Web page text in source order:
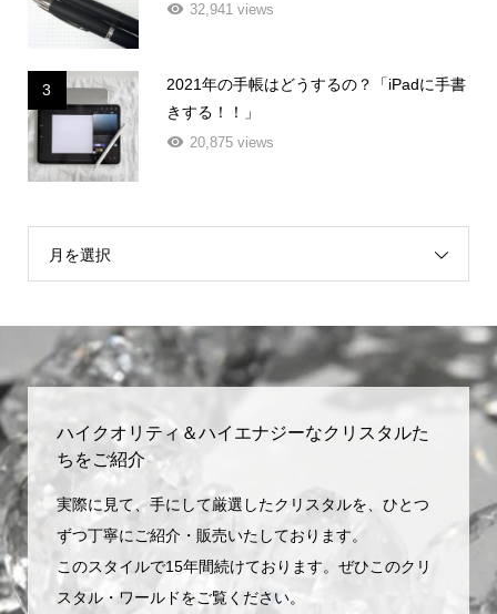
32,941 views
3
2021年の手帳はどうするの？「iPadに手書
きする！！」
20,875 views
月を選択
ハイクオリティ＆ハイエナジーなクリスタルた
ちをご紹介
実際に見て、手にして厳選したクリスタルを、ひとつ
ずつ丁寧にご紹介・販売いたしております。
このスタイルで15年間続けております。ぜひこのクリ
スタル・ワールドをご覧ください。